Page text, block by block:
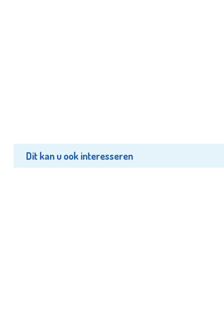
Dit kan u ook interesseren